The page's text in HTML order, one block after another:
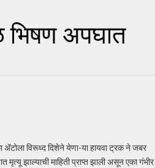
भिषण अपघात
ॲटोला विरूध्द दिशेने येणा-या हायवा ट्रक ने जबर
मृत्यू झाल्याची माहिती प्राप्त झाली असून एका गंभीर